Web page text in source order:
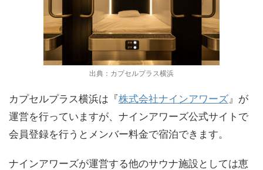
出典：カプセルプラス横浜
カプセルプラス横浜は『株式会社ナインアワーズ』が
運営を行っていますが、ナインアワーズ公式サイトで
会員登録を行うとメンバー料金で宿泊できます。
ナインアワーズが運営する他のサウナ施設としては恵